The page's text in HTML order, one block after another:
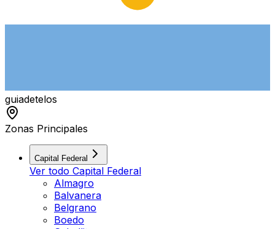
guiadetelos
Zonas Principales
Capital Federal
Ver todo Capital Federal
Almagro
Balvanera
Belgrano
Boedo